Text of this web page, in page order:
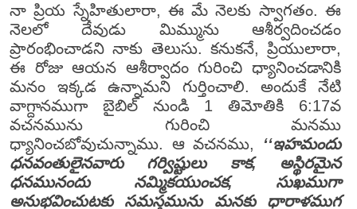
నా ప్రియ స్నేహితులారా, ఈ మే నెలకు స్వాగతం. ఈ
నెలలో దేవుడు మిమ్మును ఆశీర్వదించడం
ప్రారంభించాడని నాకు తెలుసు. కనుకనే, ప్రియులారా,
ఈ రోజు ఆయన ఆశీర్వాదం గురించి ధ్యానించడానికి
మనం ఇక్కడ ఉన్నామని గుర్తించాలి. అందుకే నేటి
వాగ్దానముగా బైబిల్ నుండి 1 తిమోతికి 6:17వ
వచనమును గురించి మనము
ధ్యానించబోవుచున్నాము. ఆ వచనము, ‘‘ఇహమందు
ధనవంతులైనవారు గర్విష్టులు కాక, అస్థిరమైన
ధనమునందు నమ్మికయుంచక, సుఖముగా
అనుభవించుటకు సమస్తమును మనకు ధారాళముగ